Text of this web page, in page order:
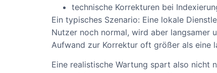
technische Korrekturen bei
Ein typisches Szenario: Eine lokale
Nutzer noch normal, wird aber langsamer
Aufwand zur Korrektur oft größer als eine
Eine realistische Wartung spart also nicht